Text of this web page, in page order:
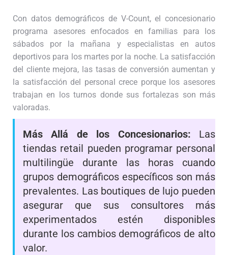
Con datos demográficos de V-Count, el concesionario
programa asesores enfocados en familias para los
sábados por la mañana y especialistas en autos
deportivos para los martes por la noche. La satisfacción
del cliente mejora, las tasas de conversión aumentan y
la satisfacción del personal crece porque los asesores
trabajan en los turnos donde sus fortalezas son más
valoradas.
Más Allá de los Concesionarios: Las
tiendas retail pueden programar personal
multilingüe durante las horas cuando
grupos demográficos específicos son más
prevalentes. Las boutiques de lujo pueden
asegurar que sus consultores más
experimentados estén disponibles
durante los cambios demográficos de alto
valor.